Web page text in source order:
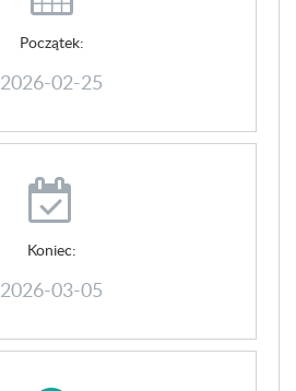
Początek:
2026-02-25
Koniec:
2026-03-05